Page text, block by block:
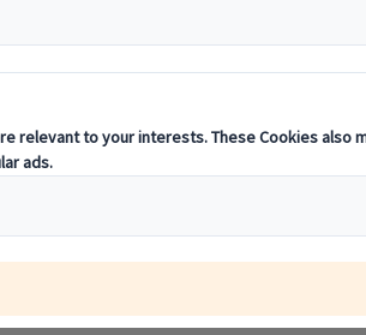
csapatunk készíti elő repülőjegyeit,
történelmébe. Kis csoportos